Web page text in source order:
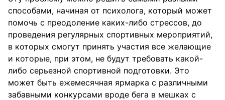
способами, начиная от психолога, который может
помочь с преодоление каких-либо стрессов, до
проведения регулярных спортивных мероприятий,
в которых смогут принять участия все желающие
и которые, при этом, не будут требовать какой-
либо серьезной спортивной подготовки. Это
может быть ежемесячная ярмарка с различными
забавными конкурсами вроде бега в мешках с